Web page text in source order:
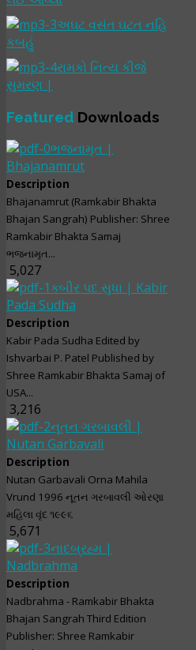
અઘટ વસંત ઘટત નહિ
કબહું
રામકો નિત્ય કીજે
સુમરણ |
Featured Downloads
ભજનામૃત |
Bhajanamrut
Description
Bhajanamrut (Ramkabir Bhakta
Bhajan Sangrah) Publisher: Shree
Ramkabir Bhakta Samaj
ભજનામૃત...
5,027
કબીર પદ સુધા | Kabir
Pada Sudha
Description
Kabir Pada Sudha Edited by
Ishvarbai P. Patel Published by
Shree Ramkabir Bhakta Samaj of
USA...
3,216
નૂતન ગરબાવલી |
Nutan Garbavali
Description
Nutan Garbavali Orna Mahila
Vrund 1996 નૂતન ગરબાવલી ઓરણા
મહિલા વૃંદ ૧૯૯૬
5,671
નાદબ્રહ્મ |
Nadbrahma
Description
Nadbrahma - Ramkabir Bhakta
Bhajan Sangrah Third Edition
Publisher: Shree Ramkabir